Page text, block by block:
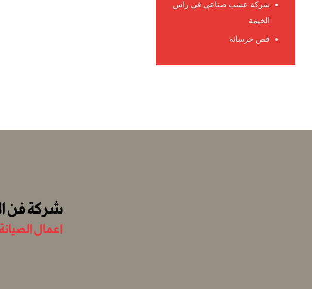
شركة عشب صناعي في راس
الخيمة
قص خرسانة